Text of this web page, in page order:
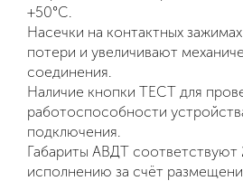
+50°С.
Насечки на контактных
потери и увеличивают
соединения.
Наличие кнопки ТЕСТ для
работоспособности
подключения.
Габариты АВДТ
исполнению за счёт